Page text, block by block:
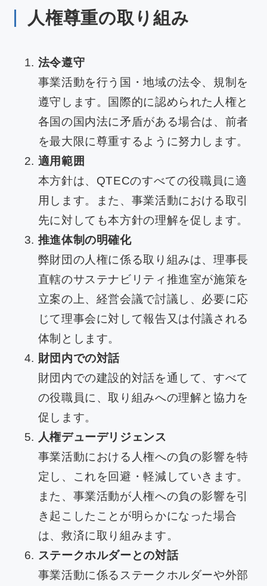
人権尊重の取り組み
法令遵守
事業活動を行う国・地域の法令、規制を
遵守します。国際的に認められた人権と
各国の国内法に矛盾がある場合は、前者
を最大限に尊重するように努力します。
適用範囲
本方針は、QTECのすべての役職員に適
用します。また、事業活動における取引
先に対しても本方針の理解を促します。
推進体制の明確化
弊財団の人権に係る取り組みは、理事長
直轄のサステナビリティ推進室が施策を
立案の上、経営会議で討議し、必要に応
じて理事会に対して報告又は付議される
体制とします。
財団内での対話
財団内での建設的対話を通して、すべて
の役職員に、取り組みへの理解と協力を
促します。
人権デューデリジェンス
事業活動における人権への負の影響を特
定し、これを回避・軽減していきます。
また、事業活動が人権への負の影響を引
き起こしたことが明らかになった場合
は、救済に取り組みます。
ステークホルダーとの対話
事業活動に係るステークホルダーや外部